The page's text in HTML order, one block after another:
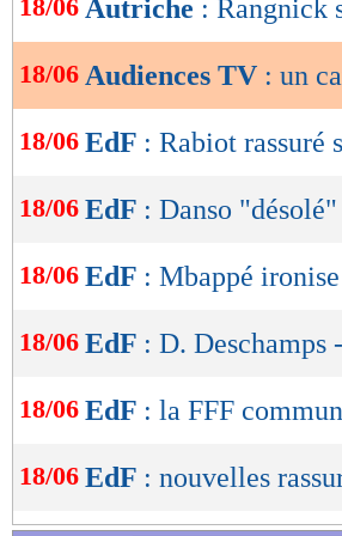
de
OK
18/06 Autriche : Rangnick
18/06 Audiences TV : un
18/06 EdF : Rabiot rassuré
18/06 EdF : Danso
18/06 EdF : Mbappé
18/06 EdF : D. Deschamps
18/06 EdF : la FFF
18/06 EdF : nouvelles